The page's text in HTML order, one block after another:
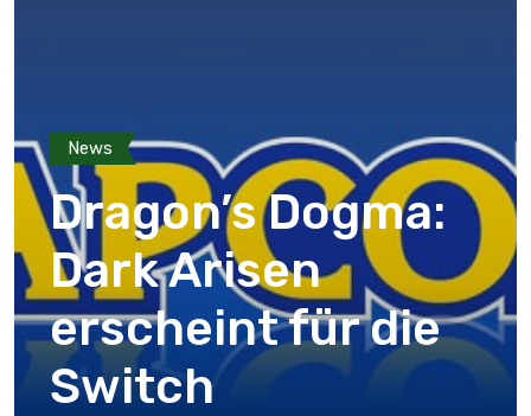
News
Dragon’s Dogma:
Dark Arisen
erscheint für die
Switch